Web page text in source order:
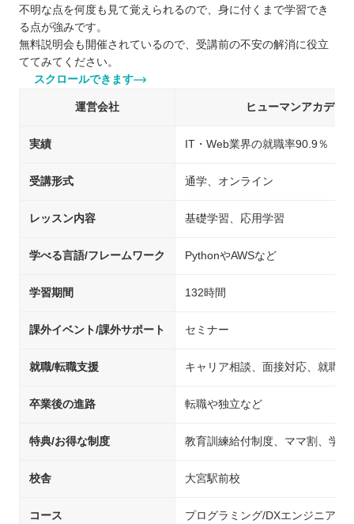
不明な点を何度も見て覚えられるので、身に付くまで学習でき
る点が強みです。
無料説明会も開催されているので、受講前の不安の解消に役立
ててみてください。
スクロールできます
運営会社 ヒューマンアカデミ
実績 IT・Web業界の就職率90.9％
受講形式 通学、オンライン
レッスン内容 基礎学習、応用学習
学べる言語/フレームワーク PythonやAWSなど
学習期間 132時間
課外イベント/課外サポート セミナー
就職/転職支援 キャリア相談、面接対応、就職先
卒業後の進路 転職や独立など
特典/お得な制度 教育訓練給付制度、ママ割、学
校舎 大宮駅前校
コース プログラミング/DXエンジニア